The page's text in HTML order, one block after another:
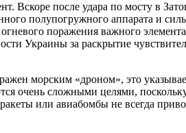
Вскоре после удара по мосту в
полупогружного аппарата и
поражения важного
Украины за раскрытие
морским «дроном», это
очень сложными целями,
или авиабомбы не всегда